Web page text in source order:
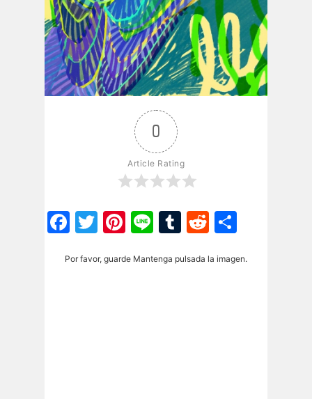
0
Article Rating
Facebook
Twitter
Pinterest
LineTumblr
Reddit
Por favor, guarde Mantenga pulsada la imagen.